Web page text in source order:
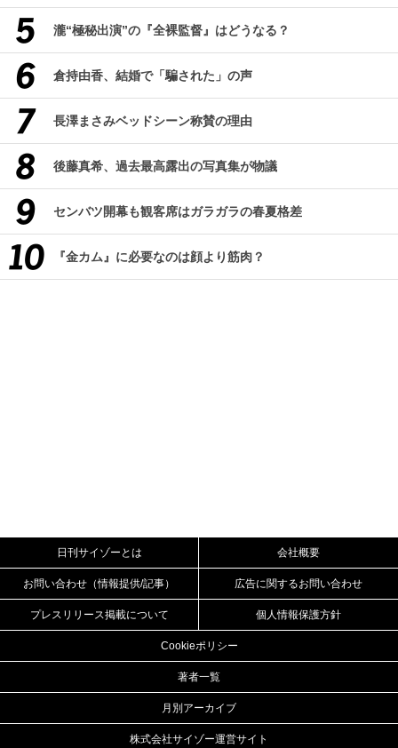
瀧“極秘出演”の『全裸監督』はどうなる？
倉持由香、結婚で「騙された」の声
長澤まさみベッドシーン称賛の理由
後藤真希、過去最高露出の写真集が物議
センバツ開幕も観客席はガラガラの春夏格差
『金カム』に必要なのは顔より筋肉？
日刊サイゾーとは 会社概要
お問い合わせ（情報提供/記事） 広告に関するお問い合わせ
プレスリリース掲載について 個人情報保護方針
Cookieポリシー
著者一覧
月別アーカイブ
株式会社サイゾー運営サイト